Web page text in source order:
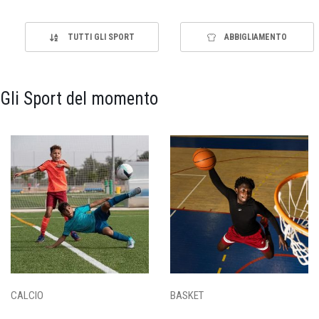
TUTTI GLI SPORT ABBIGLIAMENTO
Gli Sport del momento
CALCIO BASKET